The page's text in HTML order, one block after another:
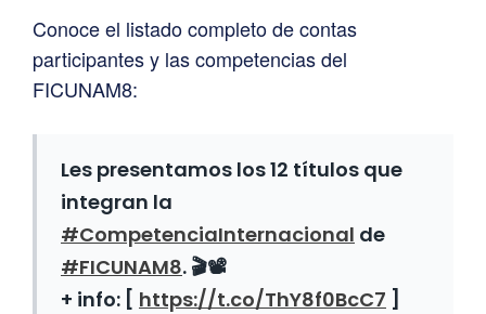
Conoce el listado completo de contas
participantes y las competencias del
FICUNAM8:
Les presentamos los 12 títulos que
integran la
#CompetenciaInternacional de
#FICUNAM8. 🎬📽️
+ info: [ https://t.co/ThY8f0BcC7 ]